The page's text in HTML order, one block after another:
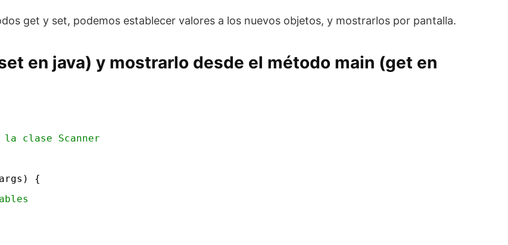
get y set, podemos establecer valores a los nuevos objetos, y mostrarlos por pantalla.
en java) y mostrarlo desde el método main (get en
la clase Scanner
{